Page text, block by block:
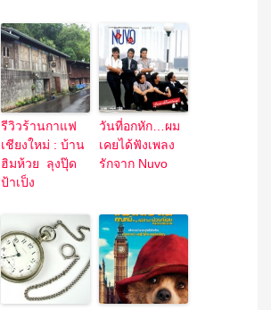
รีวิวร้านกาแฟ
เชียงใหม่ : บ้าน
ฮิมห้วย ลุงปุ๊ด
ป้าเป็ง
วันที่อกหัก…ผม
เคยได้ฟังเพลง
รักจาก Nuvo